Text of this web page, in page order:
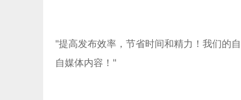
"提高发布效率，节省时间和精力！我们的
自媒体内容！"